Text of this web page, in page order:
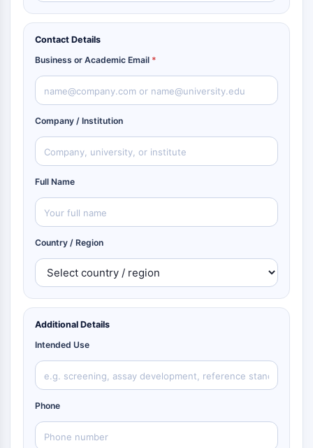
Contact Details
Business or Academic Email *
Company / Institution
Full Name
Country / Region
Additional Details
Intended Use
Phone